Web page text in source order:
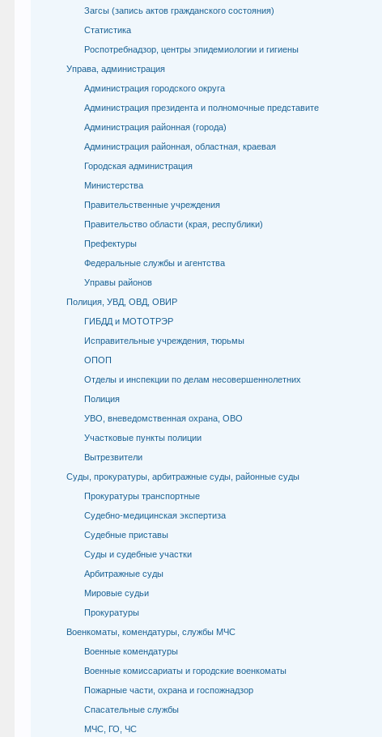
Загсы (запись актов гражданского состояния)
Статистика
Роспотребнадзор, центры эпидемиологии и гигиены
Управа, администрация
Администрация городского округа
Администрация президента и полномочные представите
Администрация районная (города)
Администрация районная, областная, краевая
Городская администрация
Министерства
Правительственные учреждения
Правительство области (края, республики)
Префектуры
Федеральные службы и агентства
Управы районов
Полиция, УВД, ОВД, ОВИР
ГИБДД и МОТОТРЭР
Исправительные учреждения, тюрьмы
ОПОП
Отделы и инспекции по делам несовершеннолетних
Полиция
УВО, вневедомственная охрана, ОВО
Участковые пункты полиции
Вытрезвители
Суды, прокуратуры, арбитражные суды, районные суды
Прокуратуры транспортные
Судебно-медицинская экспертиза
Судебные приставы
Суды и судебные участки
Арбитражные суды
Мировые судьи
Прокуратуры
Военкоматы, комендатуры, службы МЧС
Военные комендатуры
Военные комиссариаты и городские военкоматы
Пожарные части, охрана и госпожнадзор
Спасательные службы
МЧС, ГО, ЧС